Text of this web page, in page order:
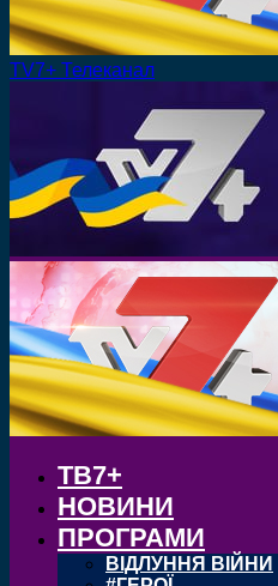
TV7+ Телеканал
ТВ7+
НОВИНИ
ПРОГРАМИ
ВІДЛУННЯ ВІЙНИ